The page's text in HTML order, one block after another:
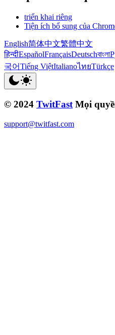
triển khai riêng
Tiện ích bổ sung của
English简体中文繁體中文
हिन्दीEspañolFrançaisDeutschবাংলা
국어Tiếng ViệtItalianoไทยTürkçe
© 2024 TwitFast Mọi
support@twitfast.com